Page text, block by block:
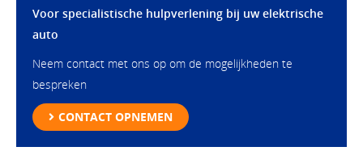
Voor specialistische hulpverlening bij uw elektrische
auto
Neem contact met ons op om de mogelijkheden te
bespreken
CONTACT OPNEMEN